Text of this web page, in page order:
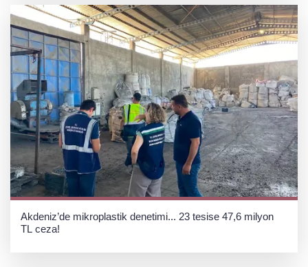
Akdeniz’de mikroplastik denetimi... 23 tesise 47,6 milyon
TL ceza!